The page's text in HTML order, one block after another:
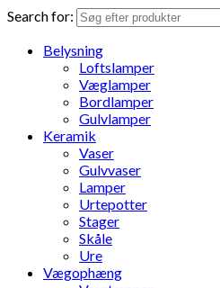
Search for:
Belysning
Loftslamper
Væglamper
Bordlamper
Gulvlamper
Keramik
Vaser
Gulvvaser
Lamper
Urtepotter
Stager
Skåle
Ure
Vægophæng